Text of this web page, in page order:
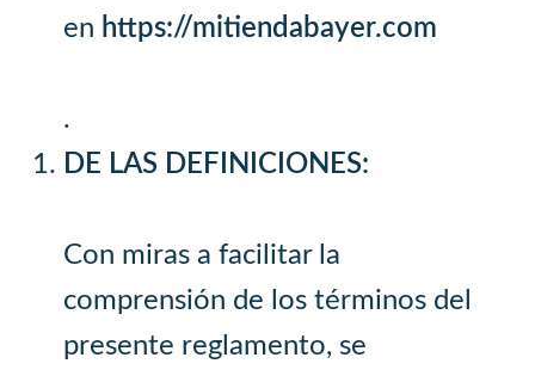
en https://mitiendabayer.com
.
DE LAS DEFINICIONES:
Con miras a facilitar la
comprensión de los términos del
presente reglamento, se